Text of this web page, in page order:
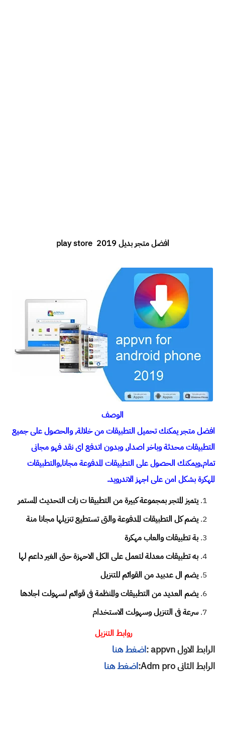
افضل متجر بديل play store 2019
الوصف
افضل متجر يمكنك تحميل التطبيقات من خلالة, والحصول على جميع
التطبيقات محدثة وباخر اصدار, وبدون اتدفع اى نقد فهو مجانى
تمام,ويمكنك الحصول على التطبيقات المدفوعة مجانا,والتطبيقات
المهكرة بشكل امن على اجهز الاندرويد.
يتميز المتجر بمجموعة كبيرة من التطبيقا ت زات التحديث المستمر
يضم كل التطبيقات المدفوعة والتى تستطيع تنزيلها مجانا منة
بة تطبيقات والعاب مهكرة
به تطبيقات معدلة لتعمل على الكل الاحهزة حتى الغير داعم لها
يضم ال عدبيد من القوائم للتنزيل
يضم العديد من التطبيقات والمنظمة فى قوائم لسهولت اجادها
سرعة فى التنزيل وسهولت الاستخدام
روابط التنزيل
الرابط الاول appvn :
اضغط هنا
الرابط الثانى Adm pro:
اضغط هنا